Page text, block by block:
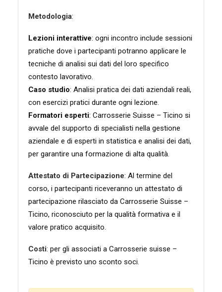
Metodologia:
Lezioni interattive: ogni incontro include sessioni
pratiche dove i partecipanti potranno applicare le
tecniche di analisi sui dati del loro specifico
contesto lavorativo.
Caso studio: Analisi pratica dei dati aziendali reali,
con esercizi pratici durante ogni lezione.
Formatori esperti: Carrosserie Suisse – Ticino si
avvale del supporto di specialisti nella gestione
aziendale e di esperti in statistica e analisi dei dati,
per garantire una formazione di alta qualità.
Attestato di Partecipazione: Al termine del
corso, i partecipanti riceveranno un attestato di
partecipazione rilasciato da Carrosserie Suisse –
Ticino, riconosciuto per la qualità formativa e il
valore pratico acquisito.
Costi: per gli associati a Carrosserie suisse –
Ticino è previsto uno sconto soci.